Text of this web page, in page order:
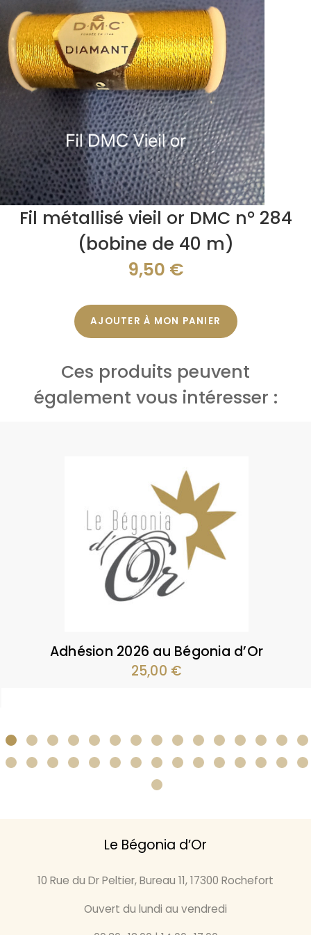
Fil métallisé vieil or DMC n° 284
(bobine de 40 m)
9,50 €
AJOUTER À MON PANIER
Ces produits peuvent
également vous intéresser :
Adhésion 2026 au Bégonia d’Or
25,00 €
Le Bégonia d’Or
10 Rue du Dr Peltier, Bureau 11, 17300 Rochefort
Ouvert du lundi au vendredi